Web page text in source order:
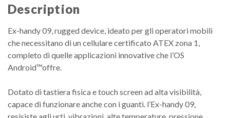
Description
Ex-handy 09, rugged device, ideato per gli operatori mobili
che necessitano di un cellulare certificato ATEX zona 1,
completo di quelle applicazioni innovative che l’OS
Android™offre.
Dotato di tastiera fisica e touch screen ad alta visibilità,
capace di funzionare anche con i guanti. l’Ex-handy 09,